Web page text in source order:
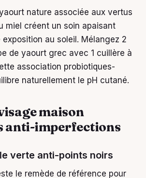
nature associée aux vertus
miel créent un soin apaisant
exposition au soleil. Mélangez 2
de yaourt grec avec 1 cuillère à
association probiotiques-
naturellement le pH cutané.
maison
anti-imperfections
verte anti-points noirs
le remède de référence pour